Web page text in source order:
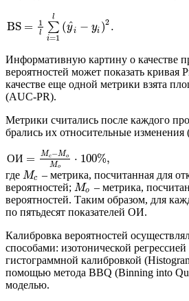
BS = 1
l ∑
i=1
l
(y
^i − yi )2 .
Информативную картину о качестве
вероятностей может показать кривая
качестве еще одной метрики взята
(AUC-PR).
Метрики считались после каждого
брались их относительные
ОИ = Mc−Mo
Mo
⋅ 100%,
где Mc – метрика, посчитанная для
вероятностей; Mo – метрика,
вероятностей. Таким образом, для
по пятьдесят показателей ОИ.
Калибровка вероятностей
способами: изотонической регрессией
гистограммной калибровкой
помощью метода BBQ (Binning into
моделью.